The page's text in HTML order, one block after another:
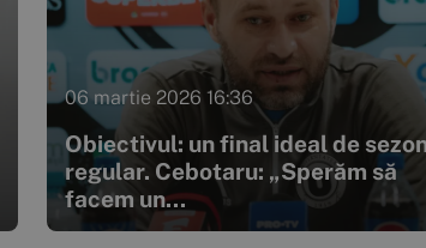
06 martie 2026 16:36
Obiectivul: un final ideal de
regular. Cebotaru: „Sperăm să
facem un...